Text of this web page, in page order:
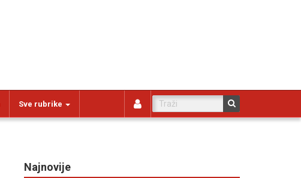
Sve rubrike
Najnovije